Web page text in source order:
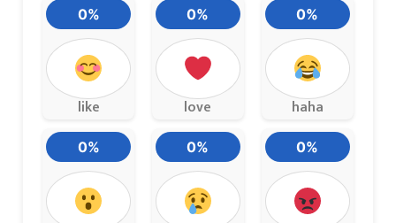
0%
like
0%
love
0%
haha
0% 0% 0%